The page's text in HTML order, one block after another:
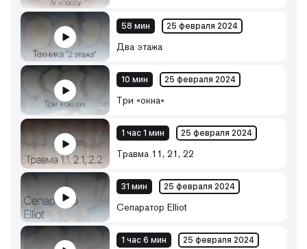
58 мин 25 февраля 2024
Два этажа
10 мин 25 февраля 2024
Три «окна»
1 час 1 мин 25 февраля 2024
Травма 11, 21, 22
31 мин 25 февраля 2024
Сепаратор Elliot
1 час 6 мин 25 февраля 2024